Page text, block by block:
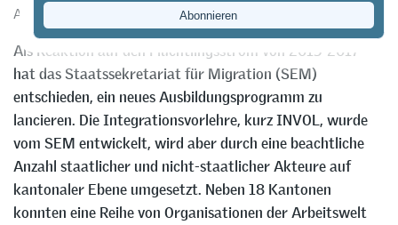
Annatina Aerne Giuliano Bonoli
Als Reaktion auf den Flüchtlingsstrom von 2015-2017
hat das Staatssekretariat für Migration (SEM)
entschieden, ein neues Ausbildungsprogramm zu
lancieren. Die Integrationsvorlehre, kurz INVOL, wurde
vom SEM entwickelt, wird aber durch eine beachtliche
Anzahl staatlicher und nicht-staatlicher Akteure auf
kantonaler Ebene umgesetzt. Neben 18 Kantonen
konnten eine Reihe von Organisationen der Arbeitswelt